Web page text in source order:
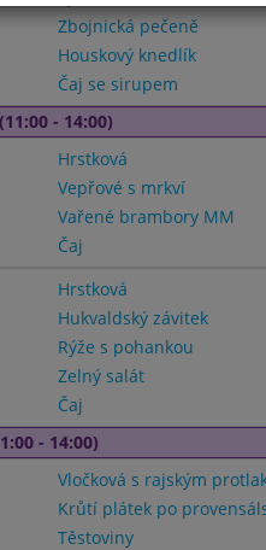
Zbojnická pečeně
Houskový knedlík
Čaj se sirupem
- 14:00)
Hrstková
Vepřové s mrkví
Vařené brambory MM
Čaj
Hrstková
Hukvaldský závitek
Rýže s pohankou
Zelný salát
Čaj
- 14:00)
Vločková s rajským
Krůtí plátek po
Těstoviny